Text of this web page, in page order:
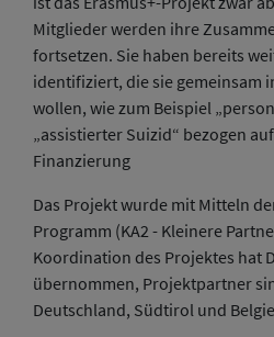
Mitglieder werden ihre
fortsetzen. Sie haben bereits
identifiziert, die sie gemeinsam
wollen, wie zum Beispiel
„assistierter Suizid“ bezogen
Finanzierung
Das Projekt wurde mit Mitteln
Programm (KA2 - Kleinere
Koordination des Projektes hat
übernommen, Projektpartner
Deutschland, Südtirol und